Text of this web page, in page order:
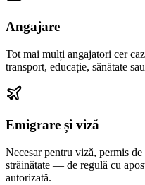
Angajare
Tot mai mulți angajatori cer
transport, educație, sănătate
Emigrare și viză
Necesar pentru viză, permis
străinătate — de regulă cu
autorizată.